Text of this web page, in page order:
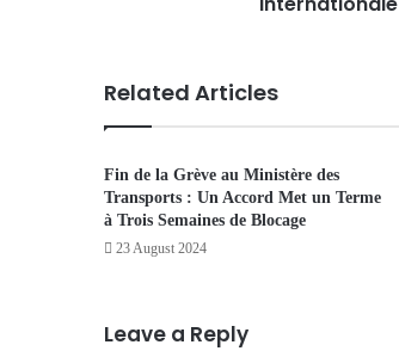
Related Articles
Fin de la Grève au Ministère des
Transports : Un Accord Met un Terme
à Trois Semaines de Blocage
23 August 2024
Leave a Reply